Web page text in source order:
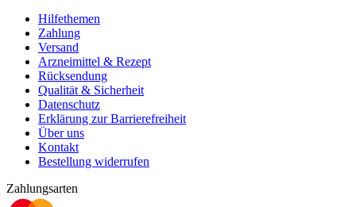
Hilfethemen
Zahlung
Versand
Arzneimittel & Rezept
Rücksendung
Qualität & Sicherheit
Datenschutz
Erklärung zur Barrierefreiheit
Über uns
Kontakt
Bestellung widerrufen
Zahlungsarten